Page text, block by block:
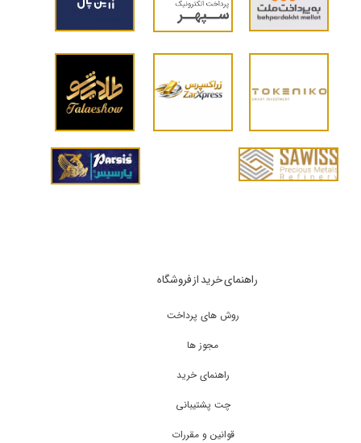
روش های پرداخت
مجوز ها
راهنمای خرید
چت پشتیبانی
قوانین و مقررات
راهنمای خرید از فروشگاه